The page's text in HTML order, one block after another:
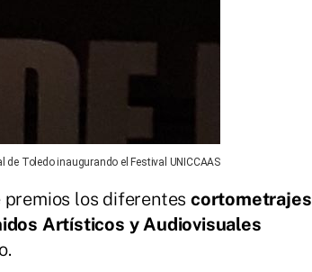
de Toledo inaugurando el Festival UNICCAAS
los diferentes cortometrajes
Artísticos y Audiovisuales